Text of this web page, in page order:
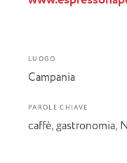
LUOGO
Campania
PAROLE CHIAVE
caffè,gastronomia,